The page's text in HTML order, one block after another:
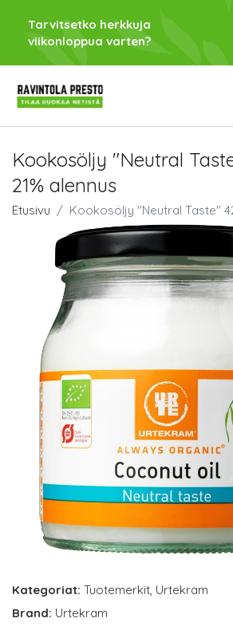
Tarvitsetko herkkuja
viikonloppua varten?
Kookosöljy "Neutral
21% alennus
Etusivu Kookosöljy "Neutral Taste"
Kategoriat: Tuotemerkit, Urtekram
Brand: Urtekram